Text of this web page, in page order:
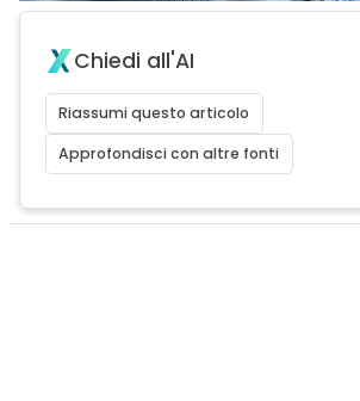
Chiedi all'AI
Riassumi questo articolo
Approfondisci con altre fonti